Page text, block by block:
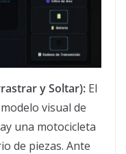
y Soltar): El
visual de
una motocicleta
de piezas. Ante